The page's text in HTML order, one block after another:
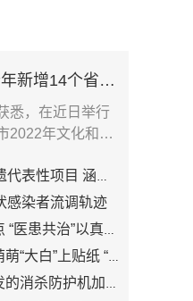
厦门今年新增14个省级非遗代表性项目 涵盖5大非遗门类
悉，在近日举行
2022年文化和自
涵盖5大非遗门类
感染者流调轨迹
共治”以真心换真心
“虎年东方签”插画祈愿平安
护机加入上海“抗疫”